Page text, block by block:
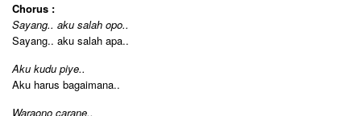
Chorus :
Sayang.. aku salah opo..
Sayang.. aku salah apa..
Aku kudu piye..
Aku harus bagaimana..
Waraono carane..